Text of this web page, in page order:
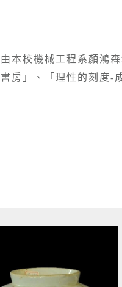
本校機械工程系顏鴻
房」、「理性的刻度-